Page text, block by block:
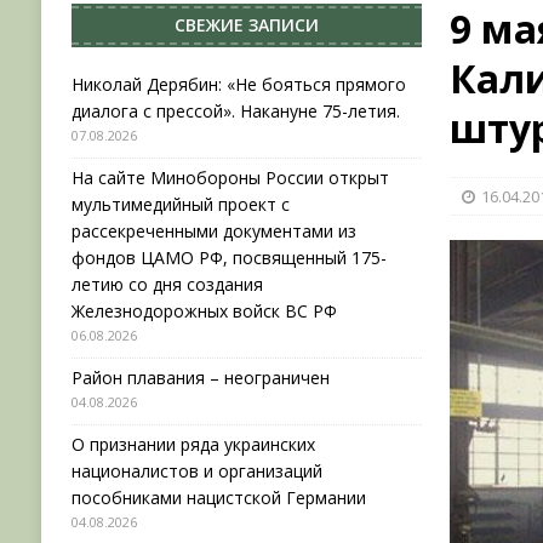
[ 04.08.2026 ] Район плавания – неограничен
[ 04.08.2026 ]
О признании ряда украинских
НОВОСТИ
[ 31.07.2026 ] АВГУСТ В ВОЕННОЙ ИСТОРИИ
[ 07.08.2026 ]
Николай Дерябин: «Не бояться
9
СВЕЖИЕ ЗАПИСИ
Николай Дерябин: «Не бояться прямого
диалога с прессой». Накануне 75-летия.
07.08.2026
На сайте Минобороны России открыт
мультимедийный проект с
рассекреченными документами из
фондов ЦАМО РФ, посвященный 175-
летию со дня создания
Железнодорожных войск ВС РФ
06.08.2026
Район плавания – неограничен
04.08.2026
О признании ряда украинских
националистов и организаций
пособниками нацистской Германии
04.08.2026